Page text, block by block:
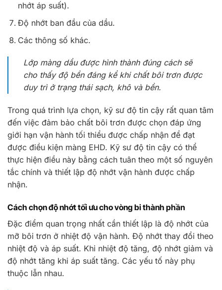
nhớt áp suất).
Độ nhớt ban đầu của dầu.
Các thông số khác.
Lớp màng dầu được hình thành đúng cách sẽ
cho thấy độ bền đáng kể khi chất bôi trơn được
duy trì ở trạng thái sạch, khô và bền.
Trong quá trình lựa chọn, kỹ sư độ tin cậy rất quan tâm
đến việc đảm bảo chất bôi trơn được chọn đáp ứng
giới hạn vận hành tối thiểu được chấp nhận để đạt
được điều kiện màng EHD. Kỹ sư độ tin cậy có thể
thực hiện điều này bằng cách tuân theo một số nguyên
tắc chính và thiết lập độ nhớt vận hành được chấp
nhận.
Cách chọn độ nhớt tối ưu cho vòng bi thành phần
Đặc điểm quan trọng nhất cần thiết lập là độ nhớt của
mỡ bôi trơn ở nhiệt độ vận hành. Độ nhớt thay đổi theo
nhiệt độ và áp suất. Khi nhiệt độ tăng, độ nhớt giảm và
độ nhớt tăng khi áp suất tăng. Các yếu tố này phụ
thuộc lẫn nhau.